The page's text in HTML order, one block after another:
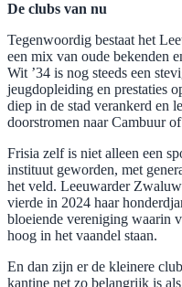
De clubs van nu
Tegenwoordig bestaat het
een mix van oude bekenden
Wit ’34 is nog steeds een
jeugdopleiding en prestaties
diep in de stad verankerd en
doorstromen naar Cambuur
Frisia zelf is niet alleen een
instituut geworden, met
het veld. Leeuwarder
vierde in 2024 haar
bloeiende vereniging waarin
hoog in het vaandel staan.
En dan zijn er de kleinere
kantine net zo belangrijk is